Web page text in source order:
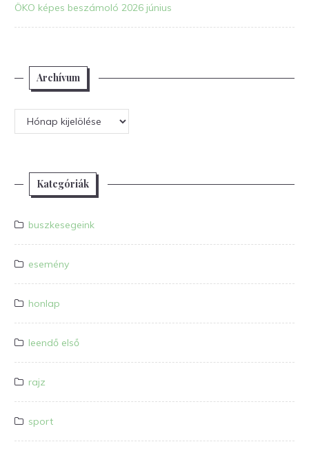
ÖKO képes beszámoló 2026 június
Archívum
Archívum
Kategóriák
buszkesegeink
esemény
honlap
leendő első
rajz
sport